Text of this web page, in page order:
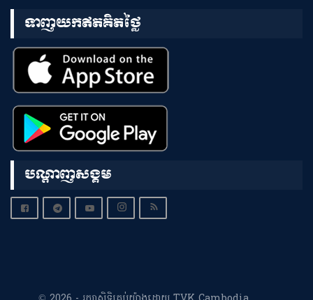
ទាញយកឥតគិតថ្លៃ
បណ្តាញសង្គម